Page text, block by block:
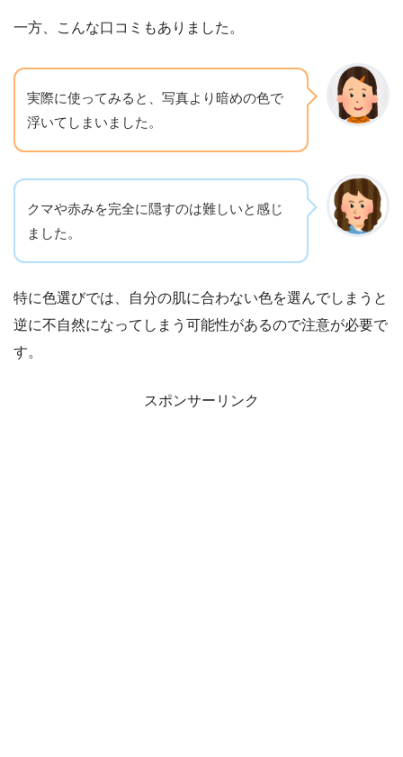
一方、こんな口コミもありました。
実際に使ってみると、写真より暗めの色で
浮いてしまいました。
クマや赤みを完全に隠すのは難しいと感じ
ました。
特に色選びでは、自分の肌に合わない色を選んでしまうと
逆に不自然になってしまう可能性があるので注意が必要で
す。
スポンサーリンク